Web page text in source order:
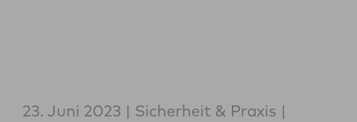
23. Juni 2023
Sicherheit & Praxis